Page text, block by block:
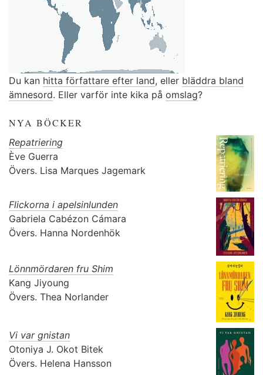
Du kan hitta författare efter land, eller bläddra bland
ämnesord. Eller varför inte kika på omslag?
NYA BÖCKER
Repatriering
Ève Guerra
Övers. Lisa Marques Jagemark
Flickorna i apelsinlunden
Gabriela Cabézon Cámara
Övers. Hanna Nordenhök
Lönnmördaren fru Shim
Kang Jiyoung
Övers. Thea Norlander
Vi var gnistan
Otoniya J. Okot Bitek
Övers. Helena Hansson